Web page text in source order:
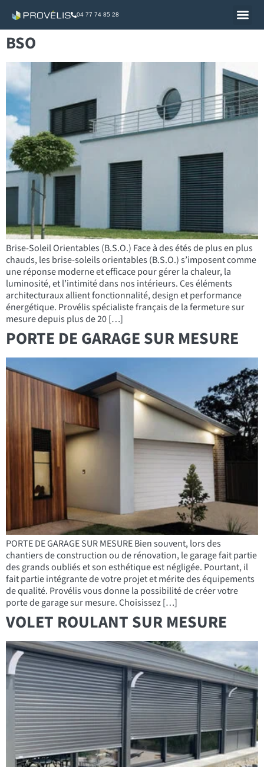
04 77 74 85 28
BSO
Brise-Soleil Orientables (B.S.O.) Face à des étés de plus en plus
chauds, les brise-soleils orientables (B.S.O.) s’imposent comme
une réponse moderne et efficace pour gérer la chaleur, la
luminosité, et l’intimité dans nos intérieurs. Ces éléments
architecturaux allient fonctionnalité, design et performance
énergétique. Provélis spécialiste français de la fermeture sur
mesure depuis plus de 20 […]
PORTE DE GARAGE SUR MESURE
PORTE DE GARAGE SUR MESURE Bien souvent, lors des
chantiers de construction ou de rénovation, le garage fait partie
des grands oubliés et son esthétique est négligée. Pourtant, il
fait partie intégrante de votre projet et mérite des équipements
de qualité. Provélis vous donne la possibilité de créer votre
porte de garage sur mesure. Choisissez […]
VOLET ROULANT SUR MESURE